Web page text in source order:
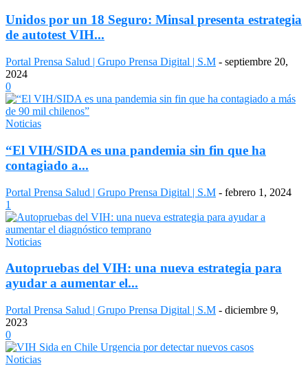
Unidos por un 18 Seguro: Minsal presenta estrategia
de autotest VIH...
Portal Prensa Salud | Grupo Prensa Digital | S.M - septiembre 20,
2024
0
Noticias
“El VIH/SIDA es una pandemia sin fin que ha
contagiado a...
Portal Prensa Salud | Grupo Prensa Digital | S.M - febrero 1, 2024
1
Noticias
Autopruebas del VIH: una nueva estrategia para
ayudar a aumentar el...
Portal Prensa Salud | Grupo Prensa Digital | S.M - diciembre 9,
2023
0
Noticias